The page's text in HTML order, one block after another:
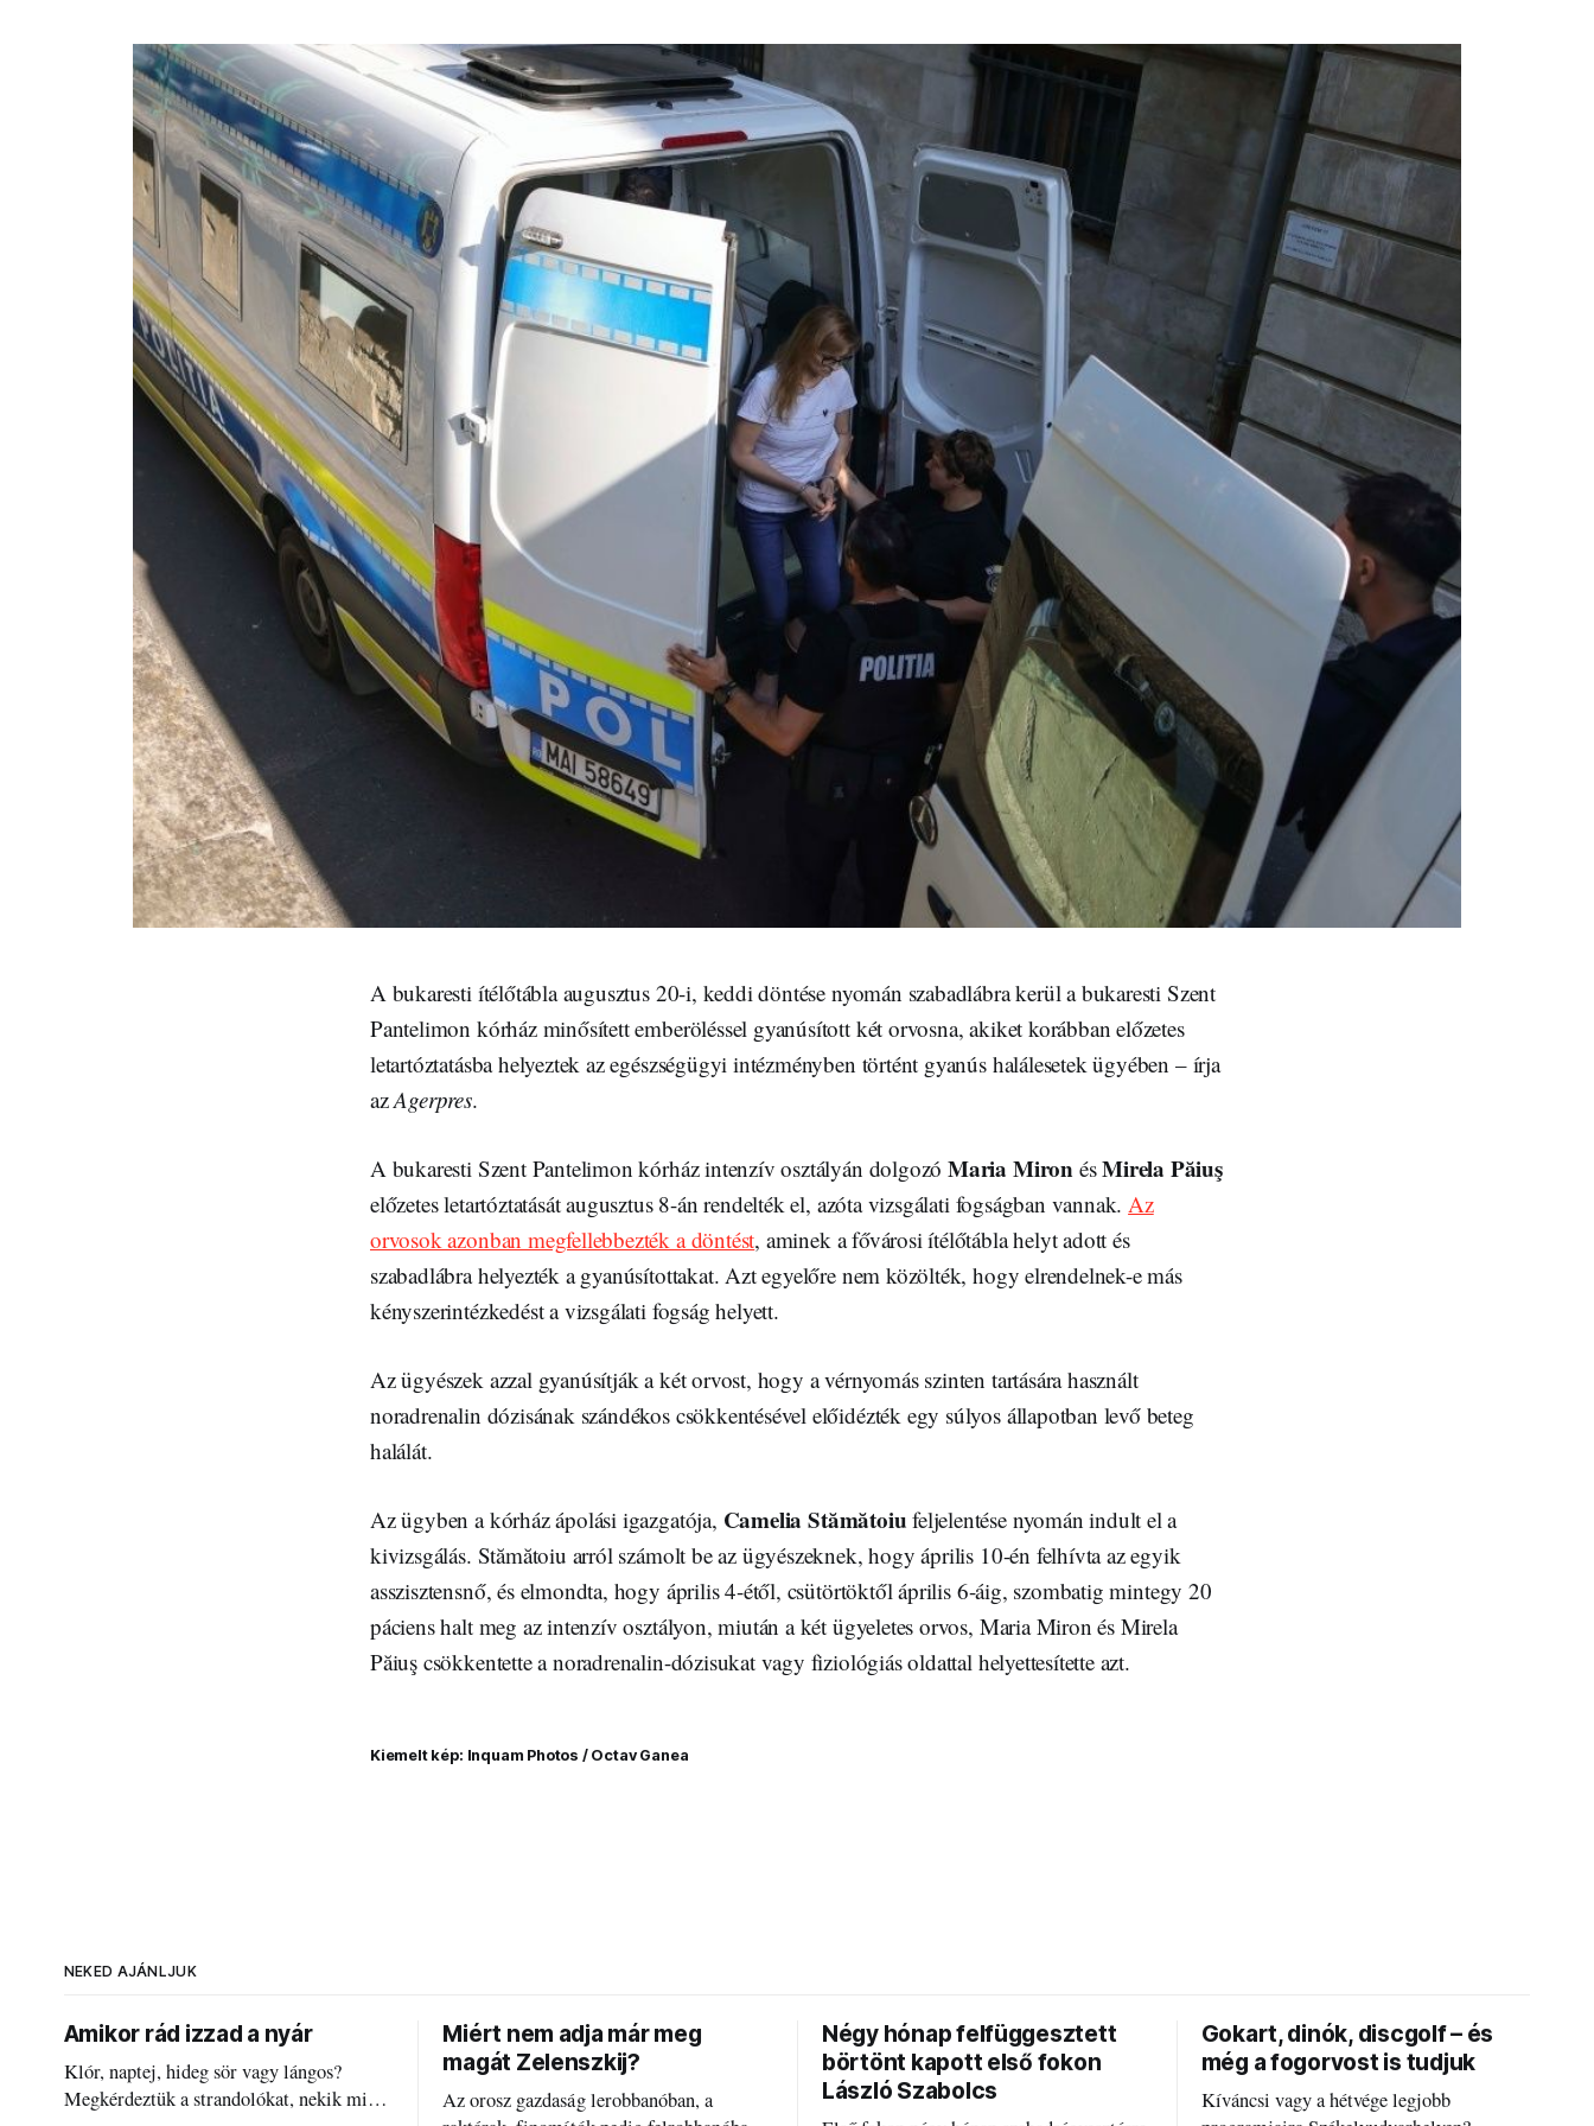
A bukaresti ítélőtábla augusztus 20-i, keddi döntése nyomán szabadlábra kerül a bukaresti Szent
Pantelimon kórház minősített emberöléssel gyanúsított két orvosna, akiket korábban előzetes
letartóztatásba helyeztek az egészségügyi intézményben történt gyanús halálesetek ügyében – írja
azAgerpres.
A bukaresti Szent Pantelimon kórház intenzív osztályán dolgozóMaria Miron ésMirela Păiuş
előzetes letartóztatását augusztus 8-án rendelték el, azóta vizsgálati fogságban vannak. Az
orvosok azonban megfellebbezték a döntést, aminek a fővárosi ítélőtábla helyt adott és
szabadlábra helyezték a gyanúsítottakat. Azt egyelőre nem közölték, hogy elrendelnek-e más
kényszerintézkedést a vizsgálati fogság helyett.
Az ügyészek azzal gyanúsítják a két orvost, hogy a vérnyomás szinten tartására használt
noradrenalin dózisának szándékos csökkentésével előidézték egy súlyos állapotban levő beteg
halálát.
Az ügyben a kórház ápolási igazgatója, Camelia Stămătoiufeljelentése nyomán indult el a
kivizsgálás. Stămătoiu arról számolt be az ügyészeknek, hogy április 10-én felhívta az egyik
asszisztensnő, és elmondta, hogy április 4-étől, csütörtöktől április 6-áig, szombatig mintegy 20
páciens halt meg az intenzív osztályon, miután a két ügyeletes orvos, Maria Miron és Mirela
Păiuş csökkentette a noradrenalin-dózisukat vagy fiziológiás oldattal helyettesítette azt.
Kiemelt kép: Inquam Photos / Octav Ganea
NEKED AJÁNLJUK
Amikor rád izzad a nyár
Klór, naptej, hideg sör vagy lángos?
Megkérdeztük a strandolókat, nekik mi
Miért nem adja már meg
magát Zelenszkij?
Az orosz gazdaság lerobbanóban, a
Négy hónap felfüggesztett
börtönt kapott első fokon
László Szabolcs
Gokart, dinók, discgolf – és
még a fogorvost is tudjuk
Kíváncsi vagy a hétvége legjobb